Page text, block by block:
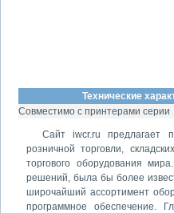
Технические
Совместимо с принтерами серии
Сайт iwcr.ru предлагает
розничной торговли,
торгового оборудования
решений, была бы более
широчайший ассортимент
программное обеспечение.